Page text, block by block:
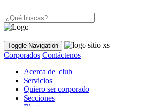
Toggle Navigation
Corporados Contáctenos
Acerca del club
Servicios
Quiero ser corporado
Secciones